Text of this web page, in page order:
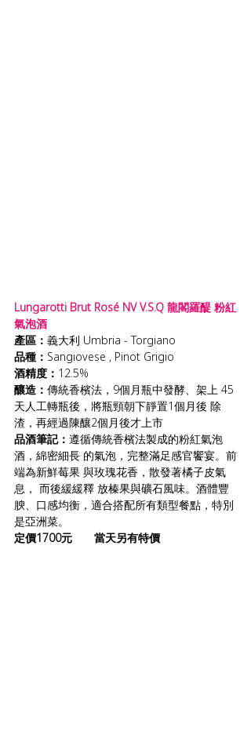
Lungarotti Brut Rosé NV V.S.Q 龍閣羅醍 粉紅
氣泡酒
產區： 義大利 Umbria - Torgiano
品種： Sangiovese , Pinot Grigio
酒精度： 12.5%
釀造： 傳統香檳法，9個⽉瓶中發酵、架上 45
天⼈⼯轉瓶後，將瓶頸朝下靜置1個⽉後 除
渣，再經過陳釀2個⽉後才上市
品酒筆記： 遵循傳統香檳法製成的粉紅氣泡
酒，綿密細長 的氣泡，完整滿⾜感官饗宴。前
端為新鮮莓果 與玫瑰花香，散發著橘子皮氣
息， 而後緩緩釋 放榛果與礦石風味。酒體豐
腴、口感均衡，適合搭配所有類型餐點，特別
是亞洲菜。
定價1700元       當天另有特價